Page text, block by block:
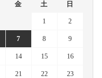
金 土 日
1 2
7 8 9
14 15 16
21 22 23